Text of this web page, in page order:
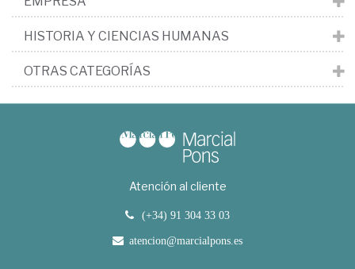
HISTORIA Y CIENCIAS HUMANAS
OTRAS CATEGORÍAS
Atención al cliente
(+34) 91 304 33 03
atencion@marcialpons.es